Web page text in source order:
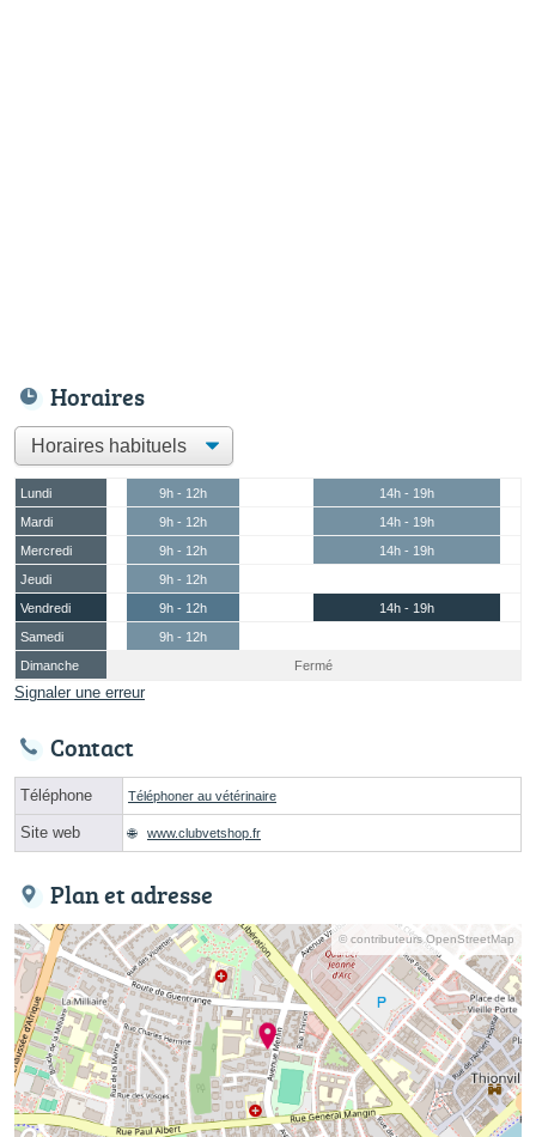
Horaires
Lundi 9h - 12h
14h - 19h
Mardi
9h - 12h
14h - 19h
Mercredi
9h - 12h
14h - 19h
Jeudi
9h - 12h
Vendredi
9h - 12h
14h - 19h
Samedi
9h - 12h
Dimanche
Fermé
Signaler une erreur
Contact
Téléphone Téléphoner au vétérinaire
Site web www.clubvetshop.fr
Plan et adresse
© contributeurs OpenStreetMap